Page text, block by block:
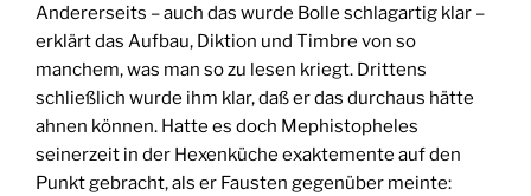
Andererseits – auch das wurde Bolle schlagartig klar –
erklärt das Aufbau, Diktion und Timbre von so
manchem, was man so zu lesen kriegt. Drittens
schließlich wurde ihm klar, daß er das durchaus hätte
ahnen können. Hatte es doch Mephistopheles
seinerzeit in der Hexenküche exaktemente auf den
Punkt gebracht, als er Fausten gegenüber meinte: